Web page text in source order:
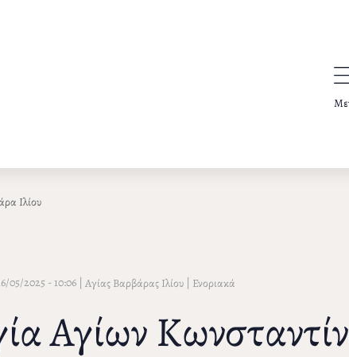
Ιλίου
05/2025 - 10:06 | Αγίας Βαρβάρας Ιλίου| Ενοριακά
Αγίων